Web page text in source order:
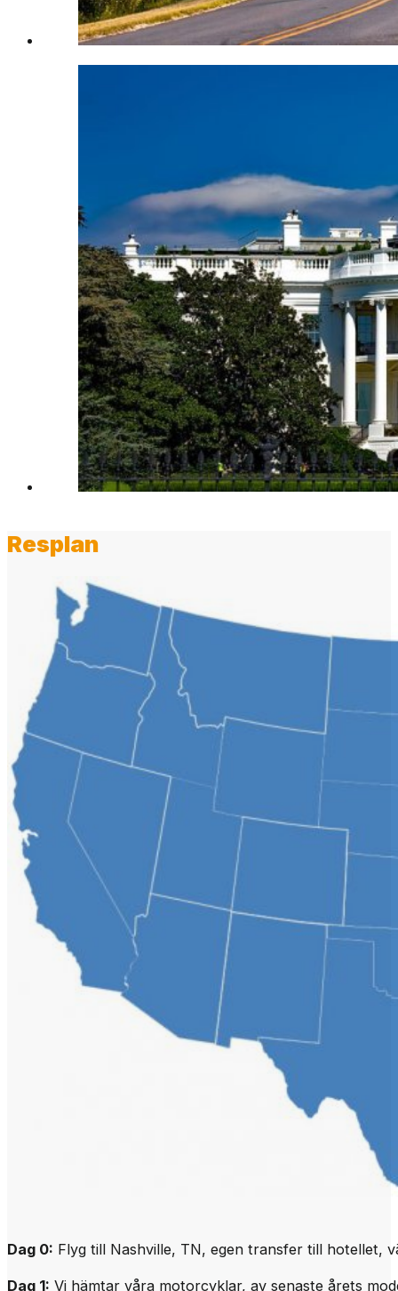
Resplan
Dag 0: Flyg till Nashville, TN, egen transfer till hotellet,
Dag 1: Vi hämtar våra motorcyklar, av senaste årets